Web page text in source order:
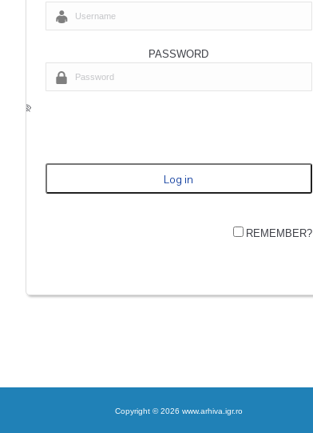
PASSWORD
REMEMBER?
Copyright © 2026 www.arhiva.igr.ro